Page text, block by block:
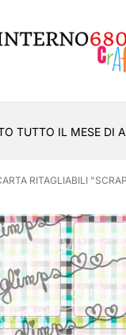
del
negozio
TUTTO IL MESE DI
RITAGLIABILI